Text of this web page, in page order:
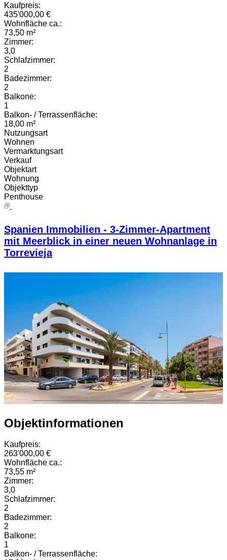
Kaufpreis:
435'000,00 €
Wohnfläche ca.:
73,50 m²
Zimmer:
3,0
Schlafzimmer:
2
Badezimmer:
2
Balkone:
1
Balkon- / Terrassenfläche:
18,00 m²
Nutzungsart
Wohnen
Vermarktungsart
Verkauf
Objektart
Wohnung
Objekttyp
Penthouse
Spanien Immobilien - 3-Zimmer-Apartment
mit Meerblick in einer neuen Wohnanlage in
Torrevieja
Objektinformationen
Kaufpreis:
263'000,00 €
Wohnfläche ca.:
73,55 m²
Zimmer:
3,0
Schlafzimmer:
2
Badezimmer:
2
Balkone:
1
Balkon- / Terrassenfläche: